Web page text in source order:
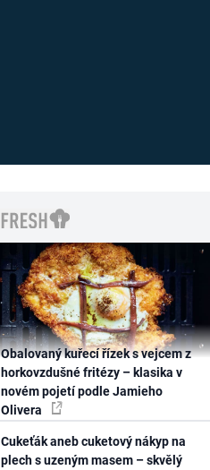
Obalovaný kuřecí řízek s vejcem z
horkovzdušné fritézy – klasika v
novém pojetí podle Jamieho
Olivera
Cukeťák aneb cuketový nákyp na
plech s uzeným masem – skvělý